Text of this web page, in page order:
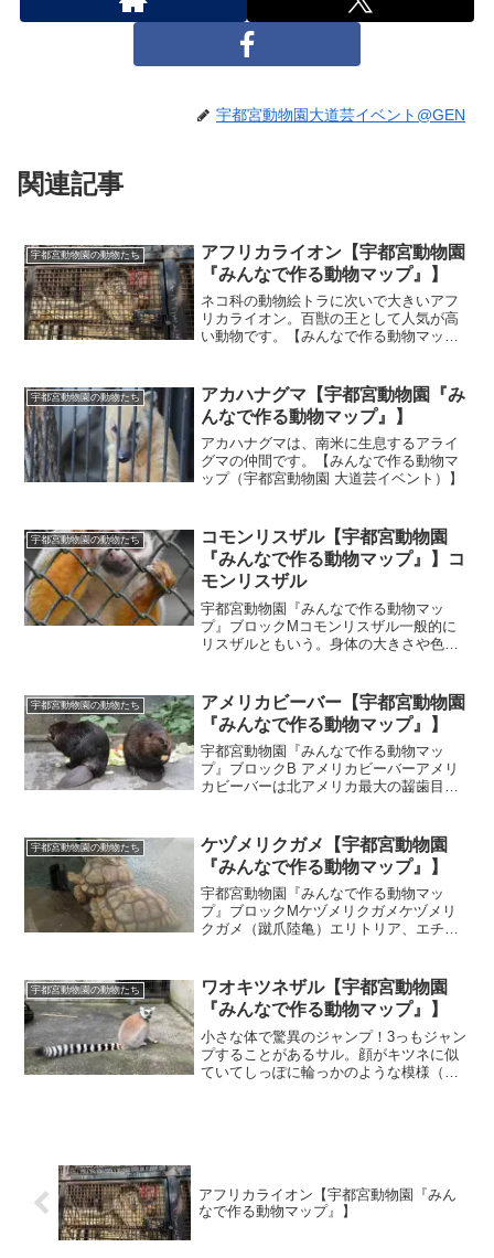
宇都宮動物園大道芸イベント@GEN
関連記事
宇都宮動物園の動物たち
アフリカライオン【宇都宮動物園
『みんなで作る動物マップ』】
ネコ科の動物絵トラに次いで大きいアフ
リカライオン。百獣の王として人気が高
い動物です。【みんなで作る動物マップ
宇都宮動物園の動物たち
アカハナグマ【宇都宮動物園『み
んなで作る動物マップ』】
アカハナグマは、南米に生息するアライ
グマの仲間です。【みんなで作る動物マ
ップ（宇都宮動物園 大道芸イベント）】
宇都宮動物園の動物たち
コモンリスザル【宇都宮動物園
『みんなで作る動物マップ』】コ
モンリスザル
宇都宮動物園『みんなで作る動物マッ
プ』ブロックMコモンリスザル一般的に
リスザルともいう。身体の大きさや色が
し、湿地帯や川沿いの森林などの水辺に
近い場所に棲息する。自然界で...
宇都宮動物園の動物たち
アメリカビーバー【宇都宮動物園
『みんなで作る動物マップ』】
宇都宮動物園『みんなで作る動物マッ
プ』ブロックB アメリカビーバーアメリ
カビーバーは北アメリカ最大の齧歯目
い。（同等の大きさにヨーロッパビーバ
ーもいる）ビーバーは夜行...
宇都宮動物園の動物たち
ケヅメリクガメ【宇都宮動物園
『みんなで作る動物マップ』】
宇都宮動物園『みんなで作る動物マッ
プ』ブロックMケヅメリクガメケヅメリ
クガメ（蹴爪陸亀）エリトリア、エチオ
キナ・ファソ、ベナン、モーリタニアに
またがるサハラ砂漠の南側の...
宇都宮動物園の動物たち
ワオキツネザル【宇都宮動物園
『みんなで作る動物マップ』】
小さな体で驚異のジャンプ！3っもジャン
プすることがあるサル。顔がキツネに似
ていてしっぽに輪っかのような模様（輪
アフリカライオン【宇都宮動物園『みん
なで作る動物マップ』】